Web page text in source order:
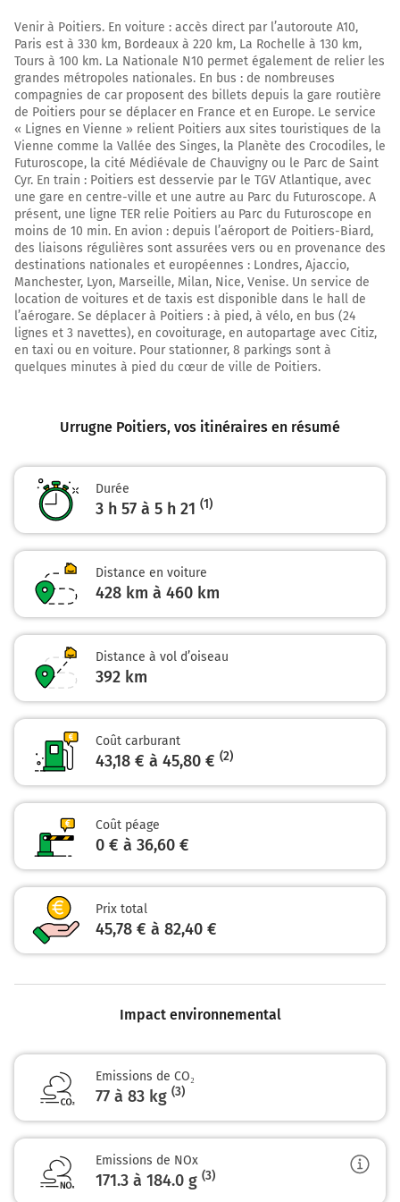
E5
E70
rocade extérieure
PARIS
A10
LYON
A89
A62
TOULOUSE
BORDEAUX
TALENCE
campus universitaire
A630
Continuer E5 (N230) sur 10 kilomètres
E5
E70
PÉRIGUEUX
210 km
E606 A10
E5
PARIS
L'Aquitaine
220 km
E5
A10
PARIS
NANTES
ROYAN
SAINTES
ST ANTOINE
LA GAROSSE
Prendre un ticket (Péage Virsac)
L'Aquitaine
Payer 20,00 € (Péage Poitiers Sud)
Continuer et rejoindre N10. Continuer sur 1,2 kilomètre
Venir à Poitiers. En voiture : accès direct par l’autoroute A10,
Paris est à 330 km, Bordeaux à 220 km, La Rochelle à 130 km,
Tours à 100 km. La Nationale N10 permet également de relier les
grandes métropoles nationales. En bus : de nombreuses
compagnies de car proposent des billets depuis la gare routière
de Poitiers pour se déplacer en France et en Europe. Le service
« Lignes en Vienne » relient Poitiers aux sites touristiques de la
Vienne comme la Vallée des Singes, la Planète des Crocodiles, le
Futuroscope, la cité Médiévale de Chauvigny ou le Parc de Saint
Cyr. En train : Poitiers est desservie par le TGV Atlantique, avec
une gare en centre-ville et une autre au Parc du Futuroscope. A
présent, une ligne TER relie Poitiers au Parc du Futuroscope en
moins de 10 min. En avion : depuis l’aéroport de Poitiers-Biard,
des liaisons régulières sont assurées vers ou en provenance des
destinations nationales et européennes : Londres, Ajaccio,
Manchester, Lyon, Marseille, Milan, Nice, Venise. Un service de
location de voitures et de taxis est disponible dans le hall de
l’aérogare. Se déplacer à Poitiers : à pied, à vélo, en bus (24
lignes et 3 navettes), en covoiturage, en autopartage avec Citiz,
en taxi ou en voiture. Pour stationner, 8 parkings sont à
quelques minutes à pied du cœur de ville de Poitiers.
Urrugne Poitiers, vos itinéraires en résumé
Durée
3 h 57 à 5 h 21 (1)
Distance en voiture
428 km à 460 km
Distance à vol d’oiseau
392 km
Coût carburant
43,18 € à 45,80 € (2)
Coût péage
0 € à 36,60 €
Prix total
45,78 € à 82,40 €
Impact environnemental
Emissions de CO₂
77 à 83 kg (3)
Emissions de NOx
171.3 à 184.0 g (3)